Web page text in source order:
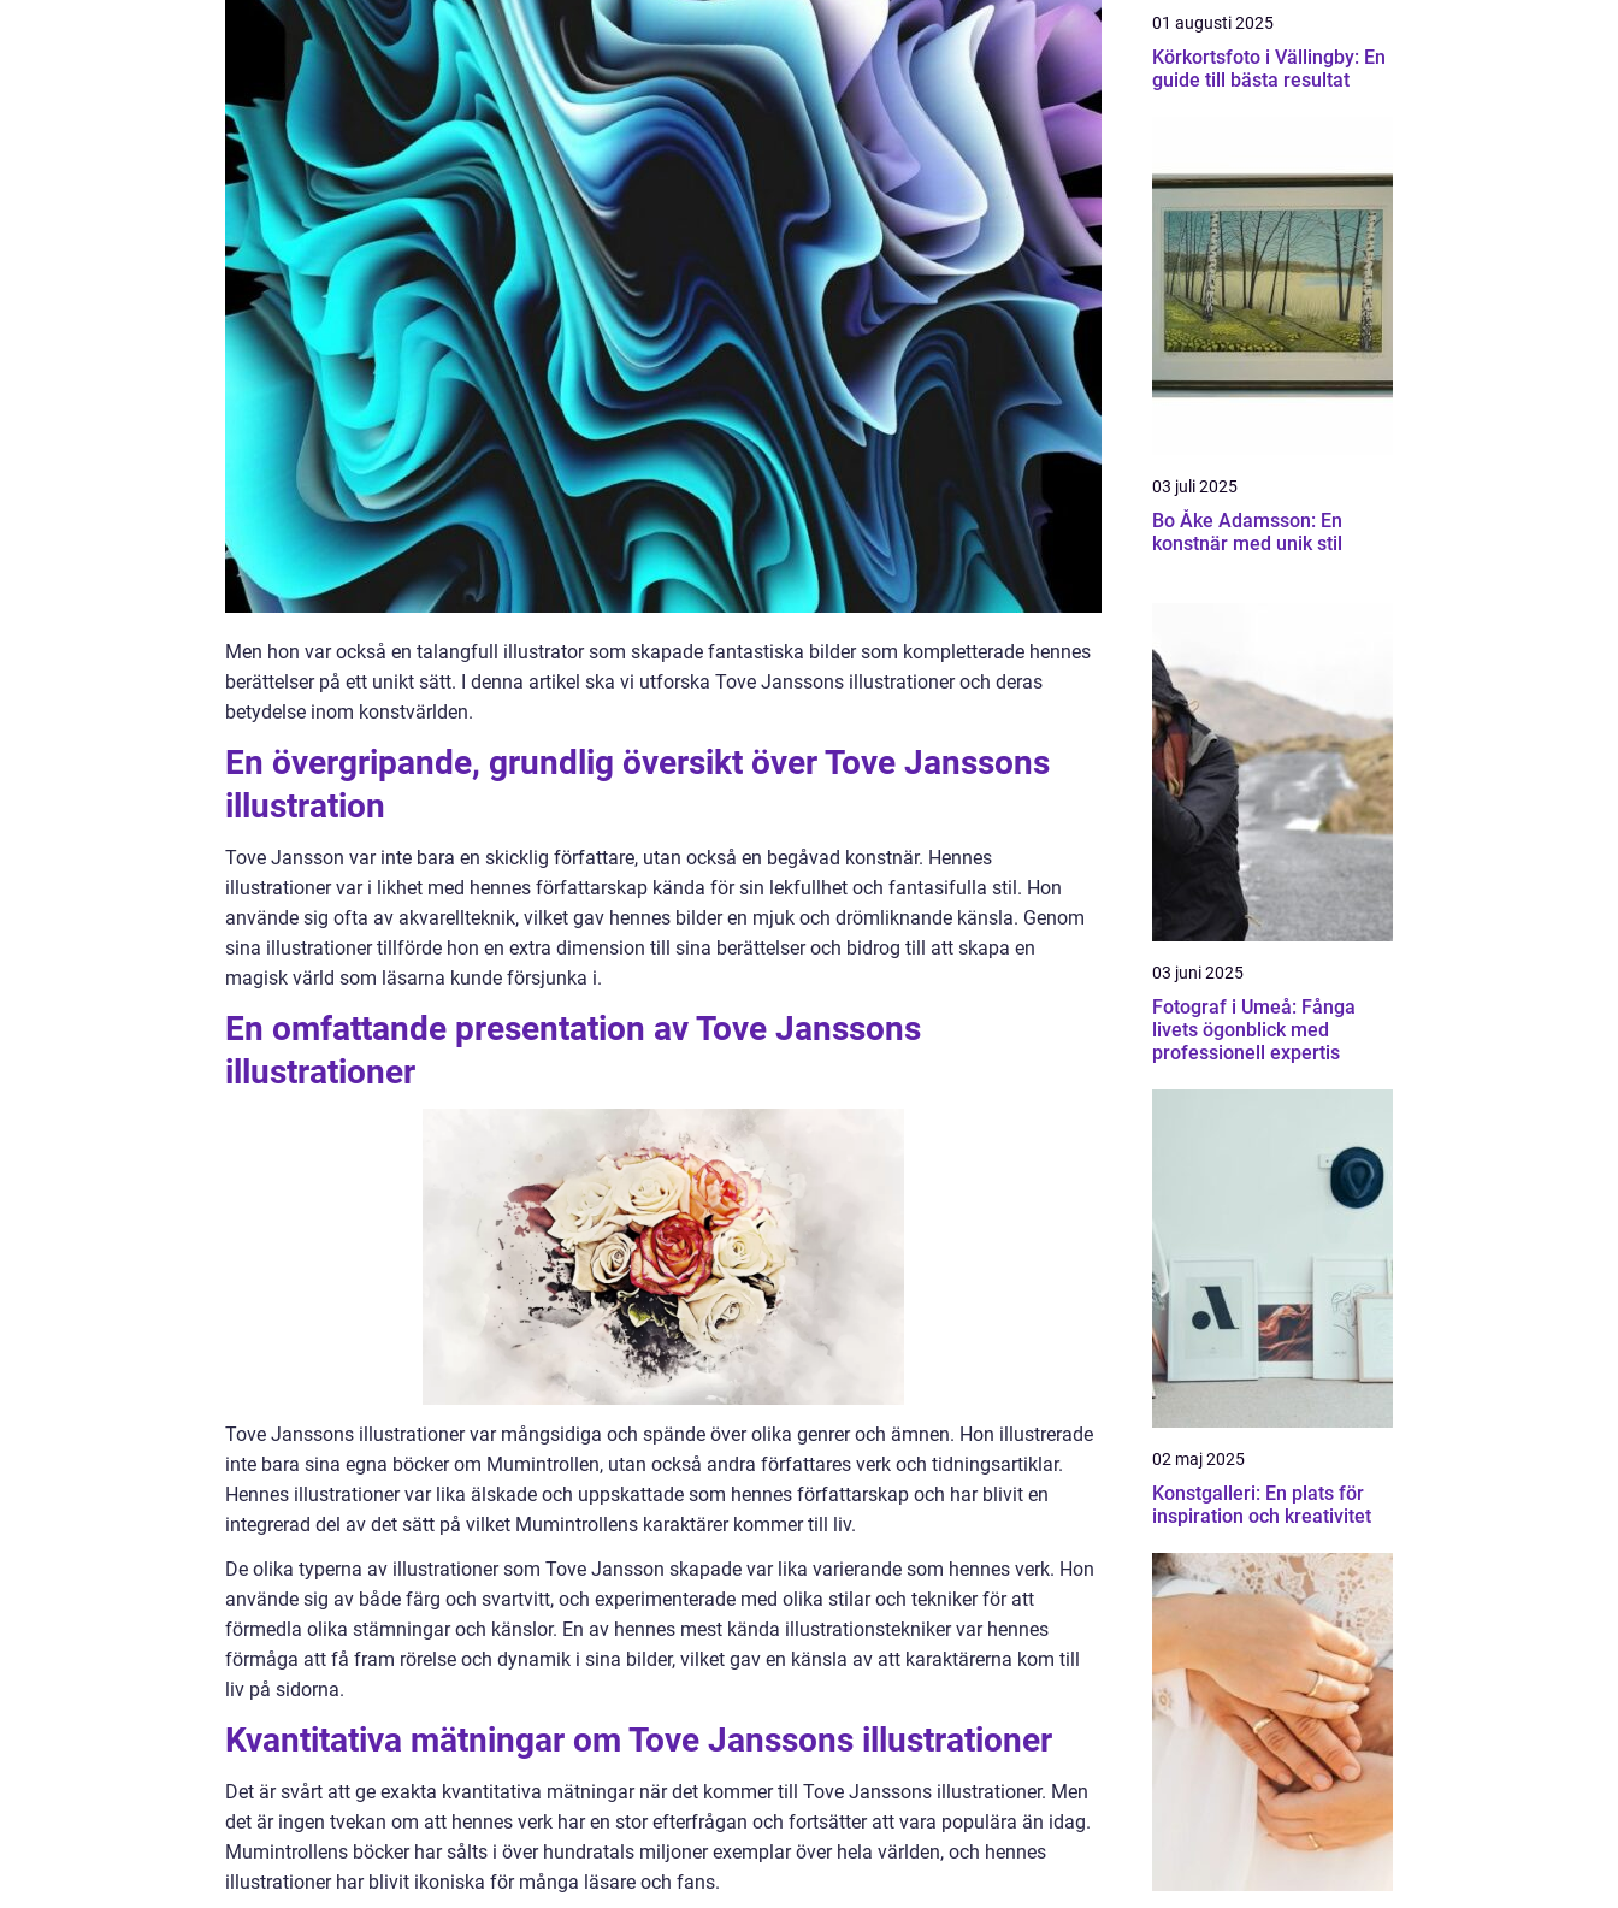
Men hon var också en talangfull illustrator som skapade fantastiska bilder som kompletterade hennes
berättelser på ett unikt sätt. I denna artikel ska vi utforska Tove Janssons illustrationer och deras
betydelse inom konstvärlden.
En övergripande, grundlig översikt över Tove Janssons
illustration
Tove Jansson var inte bara en skicklig författare, utan också en begåvad konstnär. Hennes
illustrationer var i likhet med hennes författarskap kända för sin lekfullhet och fantasifulla stil. Hon
använde sig ofta av akvarellteknik, vilket gav hennes bilder en mjuk och drömliknande känsla. Genom
sina illustrationer tillförde hon en extra dimension till sina berättelser och bidrog till att skapa en
magisk värld som läsarna kunde försjunka i.
En omfattande presentation av Tove Janssons
illustrationer
Tove Janssons illustrationer var mångsidiga och spände över olika genrer och ämnen. Hon illustrerade
inte bara sina egna böcker om Mumintrollen, utan också andra författares verk och tidningsartiklar.
Hennes illustrationer var lika älskade och uppskattade som hennes författarskap och har blivit en
integrerad del av det sätt på vilket Mumintrollens karaktärer kommer till liv.
De olika typerna av illustrationer som Tove Jansson skapade var lika varierande som hennes verk. Hon
använde sig av både färg och svartvitt, och experimenterade med olika stilar och tekniker för att
förmedla olika stämningar och känslor. En av hennes mest kända illustrationstekniker var hennes
förmåga att få fram rörelse och dynamik i sina bilder, vilket gav en känsla av att karaktärerna kom till
liv på sidorna.
Kvantitativa mätningar om Tove Janssons illustrationer
Det är svårt att ge exakta kvantitativa mätningar när det kommer till Tove Janssons illustrationer. Men
det är ingen tvekan om att hennes verk har en stor efterfrågan och fortsätter att vara populära än idag.
Mumintrollens böcker har sålts i över hundratals miljoner exemplar över hela världen, och hennes
illustrationer har blivit ikoniska för många läsare och fans.
01 augusti 2025
Körkortsfoto i Vällingby: En
guide till bästa resultat
03 juli 2025
Bo Åke Adamsson: En
konstnär med unik stil
03 juni 2025
Fotograf i Umeå: Fånga
livets ögonblick med
professionell expertis
02 maj 2025
Konstgalleri: En plats för
inspiration och kreativitet